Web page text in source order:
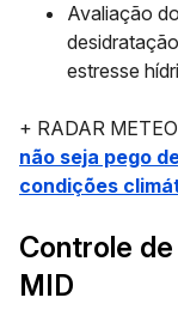
Avaliação
estresse
+ RADAR
não seja pego
condições
Controle
MID